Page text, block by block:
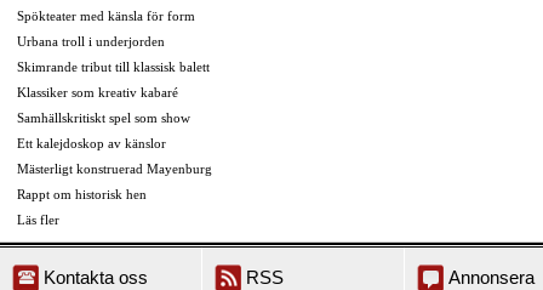
Spökteater med känsla för form
Urbana troll i underjorden
Skimrande tribut till klassisk balett
Klassiker som kreativ kabaré
Samhällskritiskt spel som show
Ett kalejdoskop av känslor
Mästerligt konstruerad Mayenburg
Rappt om historisk hen
Läs fler
Kontakta oss RSS Annonsera